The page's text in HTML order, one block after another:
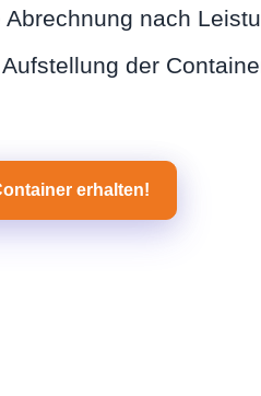
nach
der
erhalten!